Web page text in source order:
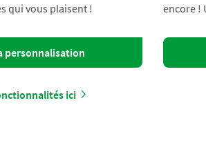
qui vous plaisent !
personnalisation
encore !
ici